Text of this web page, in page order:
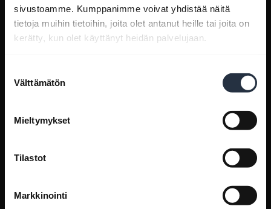
sivustoamme. Kumppanimme voivat yhdistää näitä
tietoja muihin tietoihin, joita olet antanut heille tai joita on
kerätty, kun olet käyttänyt heidän palvelujaan.
valinta
Välttämätön
Mieltymykset
Tilastot
Markkinointi